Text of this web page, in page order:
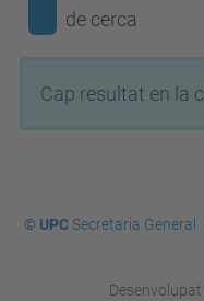
de cerca
Cap resultat en la
© UPCSecretaria General